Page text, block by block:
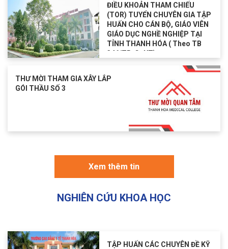
ĐIỀU KHOẢN THAM CHIẾU
(TOR) TUYỂN CHUYÊN GIA TẬP
HUẤN CHO CÁN BỘ, GIÁO VIÊN
GIÁO DỤC NGHỀ NGHIỆP TẠI
TỈNH THANH HÓA ( Theo TB
346/TB-CĐYT)
THƯ MỜI THAM GIA XÂY LẮP
GÓI THẦU SỐ 3
Xem thêm tin
NGHIÊN CỨU KHOA HỌC
TẬP HUẤN CÁC CHUYÊN ĐỀ KỸ